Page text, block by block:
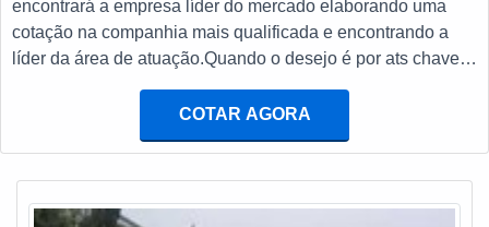
transferência automática ats e baterias estacionárias com
ótima qualidade e proteção.Se diferenciando dentro de seu
atendimento cuidadoso e que busca a satisfação do cliente.
tem feito a diferença no mercado por toda seriedade e
qualidade o que garante a melhor experiência para
parceiros novos e antigos....
encontrará a empresa líder do mercado elaborando uma
cotação na companhia mais qualificada e encontrando a
líder da área de atuação.Quando o desejo é por ats chave
de transferência, com os profissionais da E. C. A.
Equipamentos Eletrônicos o cliente receberá assertividade
com pagamento acessível.UM POUCO MAIS SOBRE ATS
com escritório de alta qualidade onde são realizadas as
COTAR AGORA